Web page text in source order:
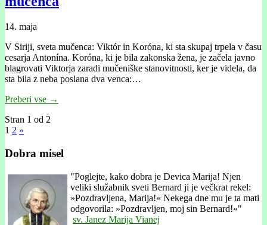
14. maja
V Siriji, sveta mučenca: Viktór in Koróna, ki sta skupaj trpela v času
cesarja Antonína. Koróna, ki je bila zakonska žena, je začela javno
blagrovati Viktorja zaradi mučeniške stanovitnosti, ker je videla, da
sta bila z neba poslana dva venca:…
Preberi vse →
Stran 1 od 2
1 2 »
Dobra misel
"Poglejte, kako dobra je Devica Marija! Njen
veliki služabnik sveti Bernard ji je večkrat rekel:
»Pozdravljena, Marija!« Nekega dne mu je ta mati
odgovorila: »Pozdravljen, moj sin Bernard!«"
sv. Janez Marija Vianej